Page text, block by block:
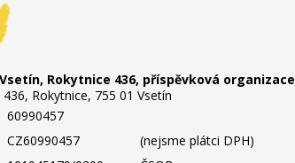
Rokytnice 436, příspěvková organizace
Rokytnice, 755 01 Vsetín
60990457
CZ60990457
(nejsme plátci DPH)